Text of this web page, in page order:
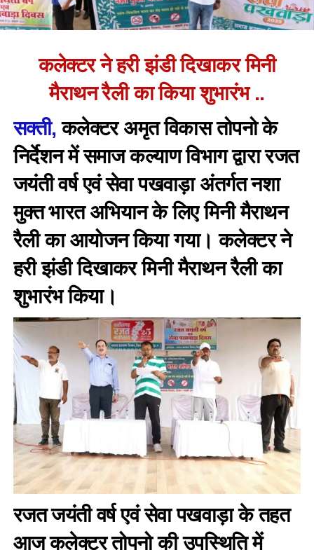
कलेक्टर ने हरी झंडी दिखाकर मिनी
मैराथन रैली का किया शुभारंभ ..
सक्ती,कलेक्टर अमृत विकास तोपनो के
निर्देशन में समाज कल्याण विभाग द्वारा रजत
जयंती वर्ष एवं सेवा पखवाड़ा अंतर्गत नशा
मुक्त भारत अभियान के लिए मिनी मैराथन
रैली का आयोजन किया गया। कलेक्टर ने
हरी झंडी दिखाकर मिनी मैराथन रैली का
शुभारंभ किया।
रजत जयंती वर्ष एवं सेवा पखवाड़ा के तहत
आज कलेक्टर तोपनो की उपस्थिति में